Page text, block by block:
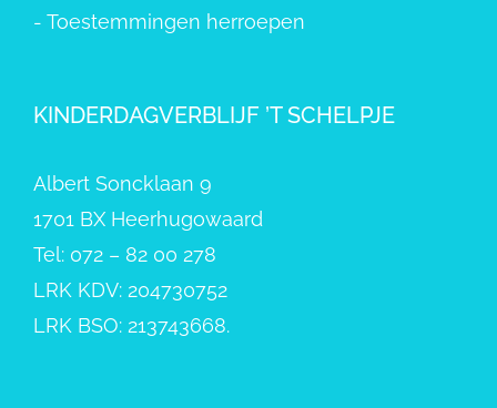
- Toestemmingen herroepen
KINDERDAGVERBLIJF ’T SCHELPJE
Albert Soncklaan 9
1701 BX Heerhugowaard
Tel: 072 – 82 00 278
LRK KDV: 204730752
LRK BSO: 213743668.